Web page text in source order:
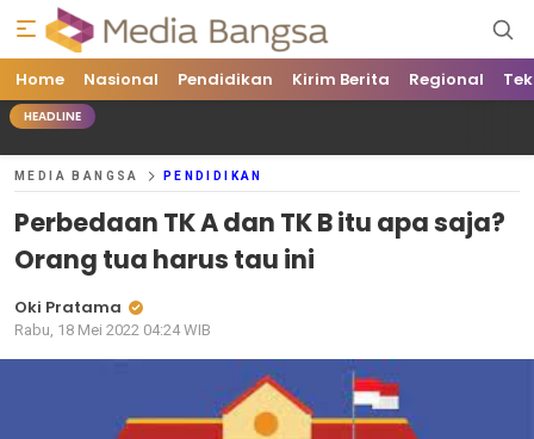
Media Bangsa
Portal Berita Nasional Terpercaya
Home Nasional Pendidikan Kirim Berita Regional
HEADLINE
MEDIA BANGSA PENDIDIKAN
Perbedaan TK A dan TK B itu apa saja?
Orang tua harus tau ini
Oki Pratama
Rabu, 18 Mei 2022 04:24 WIB